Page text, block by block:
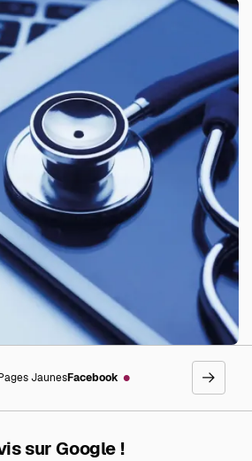
JaunesFacebook go
right
sur Google !